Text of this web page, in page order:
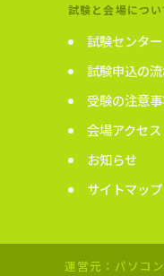
試験と会場につい
試験センタ
試験申込の
受験の注意
会場アクセス
お知らせ
サイトマップ
運営元：パソコ